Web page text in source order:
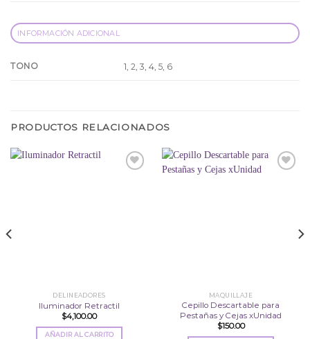
INFORMACIÓN ADICIONAL
TONO 1, 2, 3, 4, 5, 6
PRODUCTOS RELACIONADOS
DELINEADORES
Iluminador Retractil
$4,100.00
AÑADIR AL CARRITO
MAQUILLAJE
Cepillo Descartable para
Pestañas y Cejas xUnidad
$150.00